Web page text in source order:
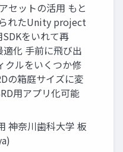
セットの活用 もと
れたUnity project
をいれて再
化 手前に飛び出
クルをいくつか修
の箱庭サイズに変
用アプリ化可能
神奈川歯科大学 板